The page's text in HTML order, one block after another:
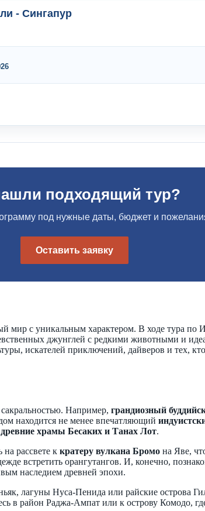
- Сингапур
подходящий тур?
под нужные даты, бюджет и
Оставить заявку
с уникальным характером. В ходе тура по
джунглей с редкими животными и
искателей приключений, дайверов и тех,
Например, грандиозный
находится не менее впечатляющий
древние храмы Бесаких и Танах Лот.
рассвете к кратеру вулкана Бромо на Яве,
встретить орангутангов. И, конечно,
наследием древней эпохи.
лагуны Нуса-Пенида или райские острова
в район Раджа-Ампат или к острову Комодо,